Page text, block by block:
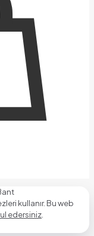
kullanır. Bu web
edersiniz